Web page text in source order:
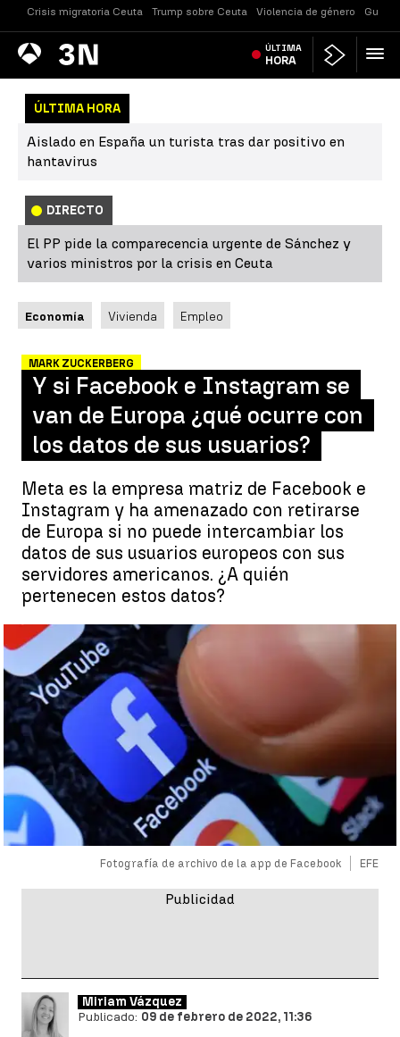
Crisis migratoria Ceuta Trump sobre Ceuta Violencia de género
Antena
3 Noticias ÚLTIMA
HORA
ÚLTIMA HORA
Aislado en España un turista tras dar positivo en
hantavirus
DIRECTO
El PP pide la comparecencia urgente de Sánchez y
varios ministros por la crisis en Ceuta
Economía Vivienda Empleo
MARK ZUCKERBERG
Y si Facebook e Instagram se
van de Europa ¿qué ocurre con
los datos de sus usuarios?
Meta es la empresa matriz de Facebook e
Instagram y ha amenazado con retirarse
de Europa si no puede intercambiar los
datos de sus usuarios europeos con sus
servidores americanos. ¿A quién
pertenecen estos datos?
Fotografía de archivo de la app de Facebook EFE
Miriam Vázquez
Publicado: 09 de febrero de 2022, 11:36